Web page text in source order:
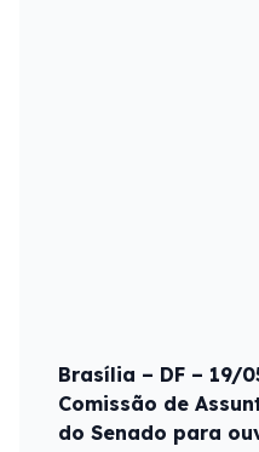
Brasília – DF – 19/
Comissão de
do Senado para